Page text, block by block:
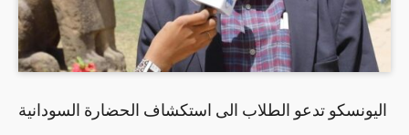
اليونسكو تدعو الطلاب الى استكشاف الحضارة السودانية